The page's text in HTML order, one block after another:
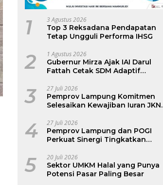
1 3 Agustus 2026
Top 3 Reksadana Pendapatan
Tetap Ungguli Performa IHSG
2 1 Agustus 2026
Gubernur Mirza Ajak IAI Darul
Fattah Cetak SDM Adaptif
3 27 Juli 2026
Pemprov Lampung Komitmen
Selesaikan Kewajiban Iuran JKN
Kepesertaan BPJS Kesehatan
4 27 Juli 2026
Pemprov Lampung dan POGI
Perkuat Sinergi Tingkatkan
5 20 Juli 2026
Sektor UMKM Halal yang Punya
Potensi Pasar Paling Besar